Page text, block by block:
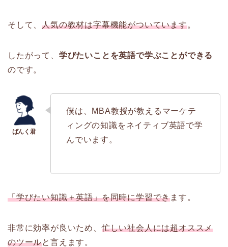
そして、人気の教材は字幕機能がついています。
したがって、 学びたいことを英語で学ぶことができる
のです。
僕は、MBA教授が教えるマーケテ
ィングの知識をネイティブ英語で学
んでいます。
「学びたい知識＋英語」を同時に学習できます。
非常に効率が良いため、忙しい社会人には超オススメ
のツールと言えます。